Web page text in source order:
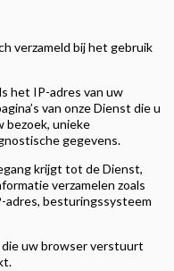
verzameld bij het gebruik
het IP-adres van uw
van onze Dienst die u
bezoek, unieke
gegevens.
krijgt tot de Dienst,
verzamelen zoals
besturingssysteem
uw browser verstuurt